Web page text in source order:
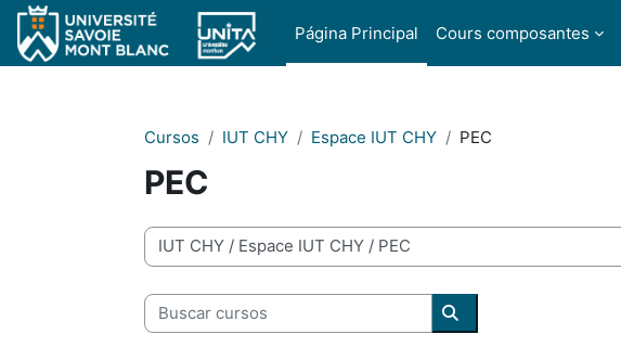
Salta al contenido principal
Página Principal
Cours composantes
Cursos IUT CHY Espace IUT CHY PEC
PEC
Categorías
Buscar cursos
Buscar cursos